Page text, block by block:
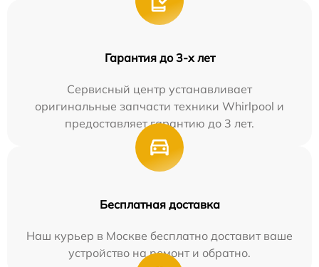
Гарантия до 3-х лет
Сервисный центр устанавливает
оригинальные запчасти техники Whirlpool и
предоставляет гарантию до 3 лет.
Бесплатная доставка
Наш курьер в Москве бесплатно доставит ваше
устройство на ремонт и обратно.